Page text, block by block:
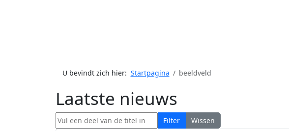
U bevindt zich hier: Startpagina beeldveld
Laatste nieuws
Vul een deel van de titel in Filter Wissen